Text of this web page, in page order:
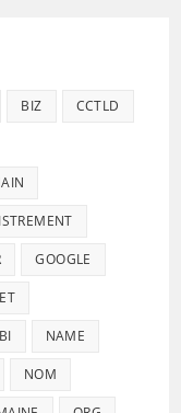
BIZ CCTLD
GOOGLE
NAME
NOM